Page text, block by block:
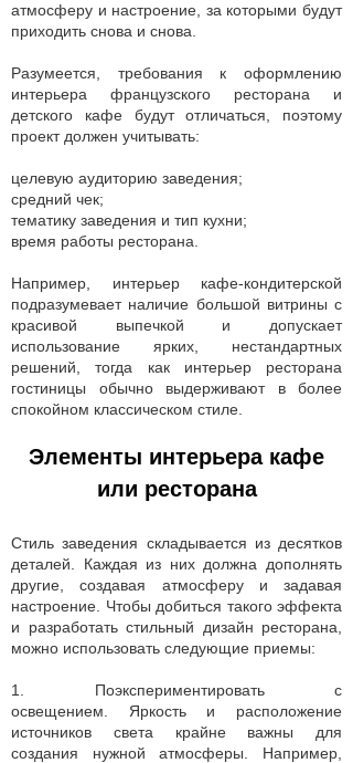
атмосферу и настроение, за которыми будут
приходить снова и снова.
Разумеется, требования к оформлению
интерьера французского ресторана и
детского кафе будут отличаться, поэтому
проект должен учитывать:
целевую аудиторию заведения;
средний чек;
тематику заведения и тип кухни;
время работы ресторана
Например, интерьер кафе-кондитерской
подразумевает наличие большой витрины с
красивой выпечкой и допускает
использование ярких, нестандартных
решений, тогда как интерьер ресторана
гостиницы обычно выдерживают в более
спокойном классическом стиле.
Элементы интерьера кафе
или ресторана
Стиль заведения складывается из десятков
деталей. Каждая из них должна дополнять
другие, создавая атмосферу и задавая
настроение. Чтобы добиться такого эффекта
и разработать стильный дизайн ресторана,
можно использовать следующие приемы:
1. Поэкспериментировать с
освещением. Яркость и расположение
источников света крайне важны для
создания нужной атмосферы. Например,